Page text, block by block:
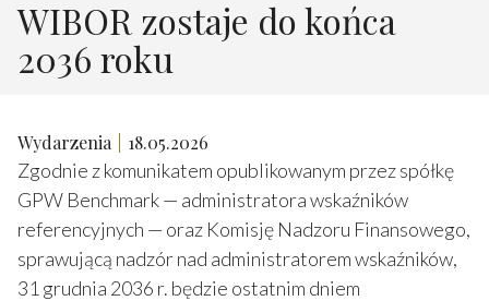
WIBOR zostaje do końca
2036 roku
Wydarzenia 18.05.2026
Zgodnie z komunikatem opublikowanym przez spółkę
GPW Benchmark — administratora wskaźników
referencyjnych — oraz Komisję Nadzoru Finansowego,
sprawującą nadzór nad administratorem wskaźników,
31 grudnia 2036 r. będzie ostatnim dniem